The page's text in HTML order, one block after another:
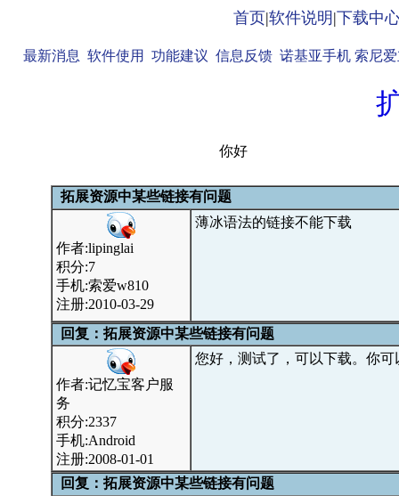
首页|软件说明 |下载中
最新消息 软件使用 功能建议 信息反馈 诺基亚手机 索尼
你好
拓展资源中某些链接有问题
作者:lipinglai
积分:7
手机:索爱w810
注册:2010-03-29
薄冰语法的链接不能下载
回复：拓展资源中某些链接有问题
作者:记忆宝客户服
务
积分:2337
手机:Android
注册:2008-01-01
您好，测试了，可以下载。你
回复：拓展资源中某些链接有问题